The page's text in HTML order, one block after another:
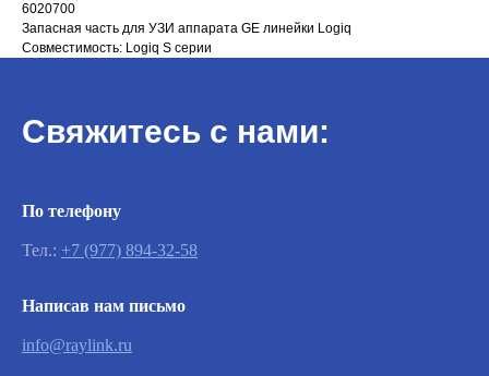
6020700
Запасная часть для УЗИ аппарата GE линейки Logiq
Совместимость: Logiq S серии
Свяжитесь с нами:
По телефону
Тел.: +7 (977) 894-32-58
Написав нам письмо
info@raylink.ru